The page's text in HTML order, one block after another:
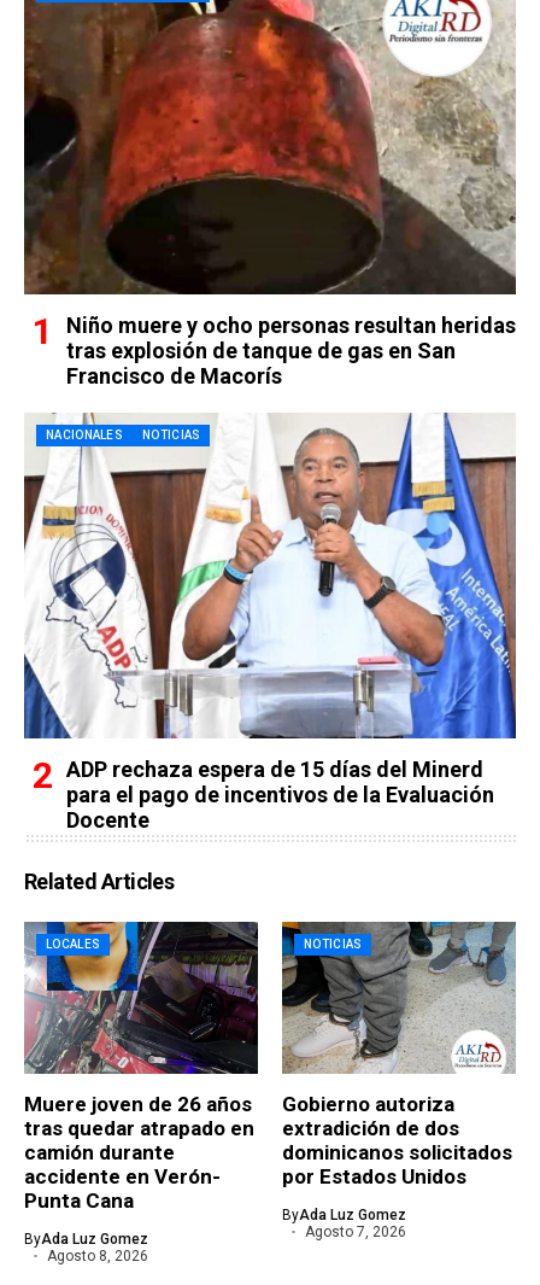
Niño muere y ocho personas resultan heridas
tras explosión de tanque de gas en San
Francisco de Macorís
NACIONALES NOTICIAS
ADP rechaza espera de 15 días del Minerd
para el pago de incentivos de la Evaluación
Docente
Related Articles
LOCALES
Muere joven de 26 años
tras quedar atrapado en
camión durante
accidente en Verón-
Punta Cana
ByAda Luz Gomez
Agosto 8, 2026
NOTICIAS
Gobierno autoriza
extradición de dos
dominicanos solicitados
por Estados Unidos
ByAda Luz Gomez
Agosto 7, 2026